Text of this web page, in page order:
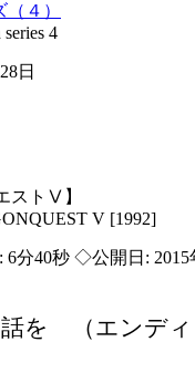
４）
4
日
ストⅤ】
V [1992]
分40秒 ◇公開日: 2015
を （エンデ